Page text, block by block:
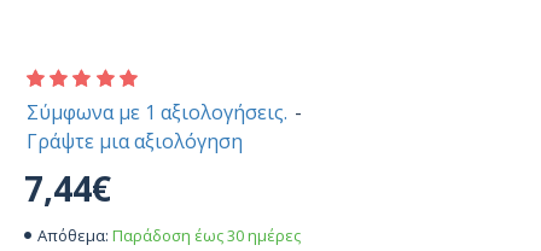
Απόθεμα: Παράδοση έως 30 ημέρες
Σύμφωνα με 1 αξιολογήσεις. -
Γράψτε μια αξιολόγηση
7,44€